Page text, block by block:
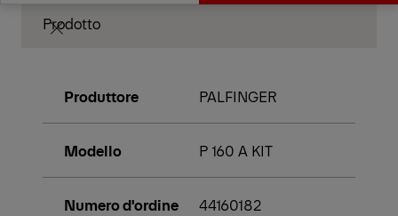
Download
Prodotto
Produttore PALFINGER
Modello P 160 A KIT
Numero d'ordine 44160182